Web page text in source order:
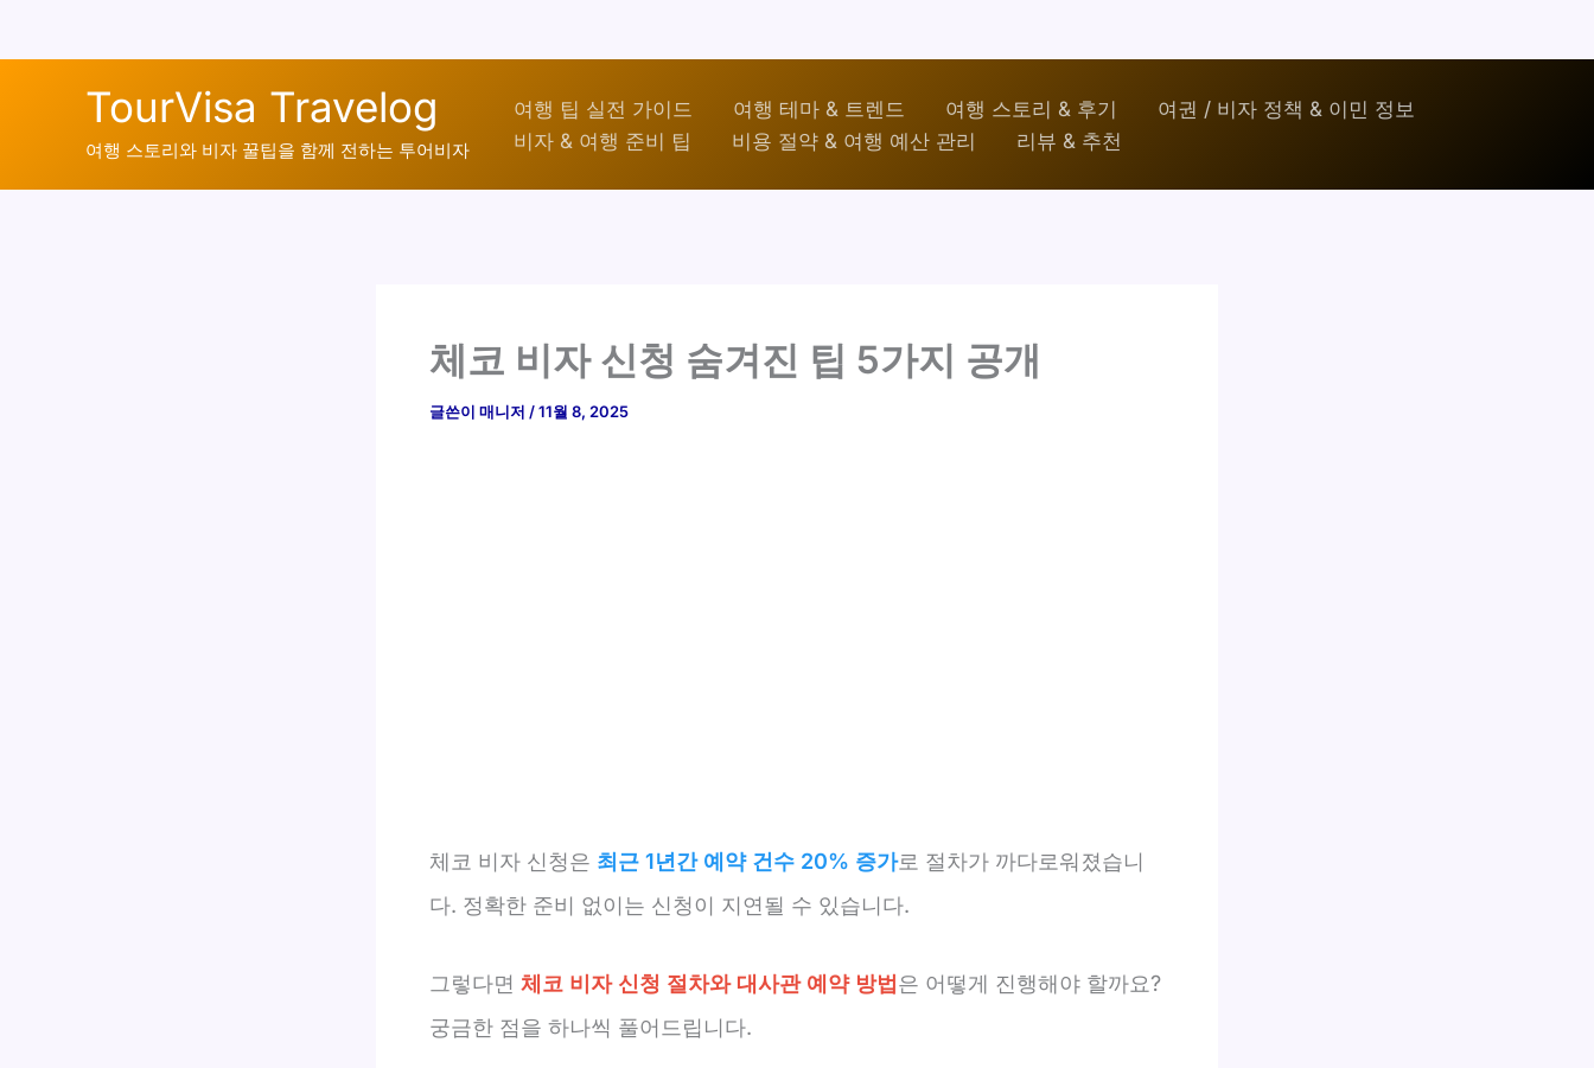
TourVisa Travelog
여행 스토리와 비자 꿀팁을 함께 전하는 투어비자
여행 팁 실전 가이드 여행 테마 & 트렌드 여행 스토리 & 후기
여권 / 비자 정책 & 이민 정보
비자 & 여행 준비 팁
비용 절약 & 여행 예산 관리 리뷰 & 추천
체코 비자 신청 숨겨진 팁 5가지 공개
글쓴이 매니저 /11월 8, 2025
체코 비자 신청은 최근 1년간 예약 건수 20% 증가로 절차가 까다로워졌습니
다. 정확한 준비 없이는 신청이 지연될 수 있습니다.
그렇다면 체코 비자 신청 절차와 대사관 예약 방법은 어떻게 진행해야 할까요?
궁금한 점을 하나씩 풀어드립니다.